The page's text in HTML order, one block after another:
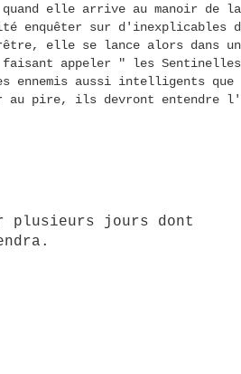
quand elle arrive au manoir
enquêter sur d'inexplicables
elle se lance alors dans
faisant appeler " les
ennemis aussi intelligents
au pire, ils devront entendre
plusieurs jours dont